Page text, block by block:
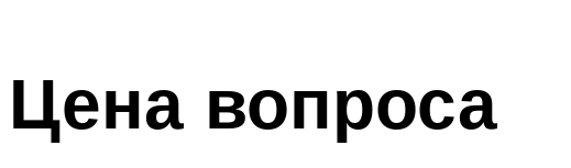
Цена вопроса